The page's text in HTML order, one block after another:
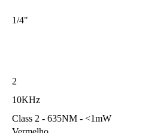
1/4"
2
10KHz
Class 2 - 635NM - <1mW